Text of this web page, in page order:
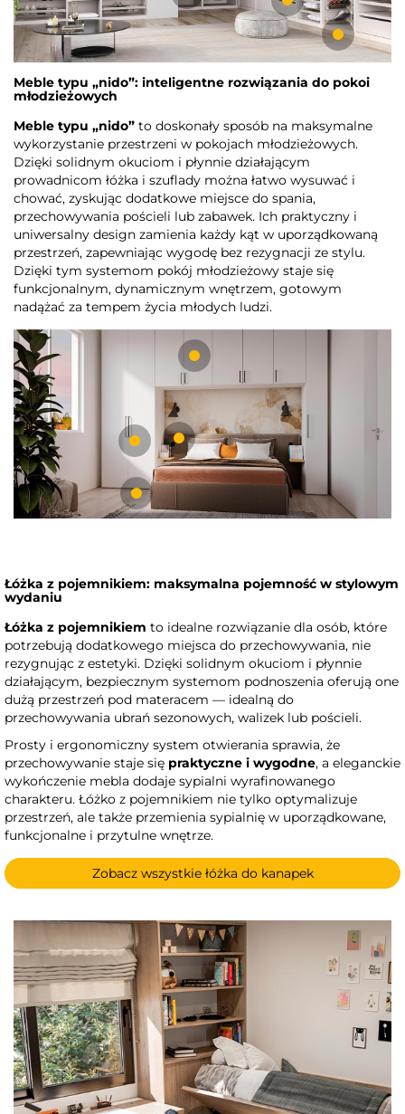
Meble typu „nido”: inteligentne rozwiązania do pokoi
młodzieżowych
Meble typu „nido” to doskonały sposób na maksymalne
wykorzystanie przestrzeni w pokojach młodzieżowych.
Dzięki solidnym okuciom i płynnie działającym
prowadnicom łóżka i szuflady można łatwo wysuwać i
chować, zyskując dodatkowe miejsce do spania,
przechowywania pościeli lub zabawek. Ich praktyczny i
uniwersalny design zamienia każdy kąt w uporządkowaną
przestrzeń, zapewniając wygodę bez rezygnacji ze stylu.
Dzięki tym systemom pokój młodzieżowy staje się
funkcjonalnym, dynamicznym wnętrzem, gotowym
nadążać za tempem życia młodych ludzi.
Łóżka z pojemnikiem: maksymalna pojemność w stylowym
wydaniu
Łóżka z pojemnikiem to idealne rozwiązanie dla osób, które
potrzebują dodatkowego miejsca do przechowywania, nie
rezygnując z estetyki. Dzięki solidnym okuciom i płynnie
działającym, bezpiecznym systemom podnoszenia oferują one
dużą przestrzeń pod materacem — idealną do
przechowywania ubrań sezonowych, walizek lub pościeli.
Prosty i ergonomiczny system otwierania sprawia, że
przechowywanie staje się praktyczne i wygodne, a eleganckie
wykończenie mebla dodaje sypialni wyrafinowanego
charakteru. Łóżko z pojemnikiem nie tylko optymalizuje
przestrzeń, ale także przemienia sypialnię w uporządkowane,
funkcjonalne i przytulne wnętrze.
Zobacz wszystkie łóżka do kanapek